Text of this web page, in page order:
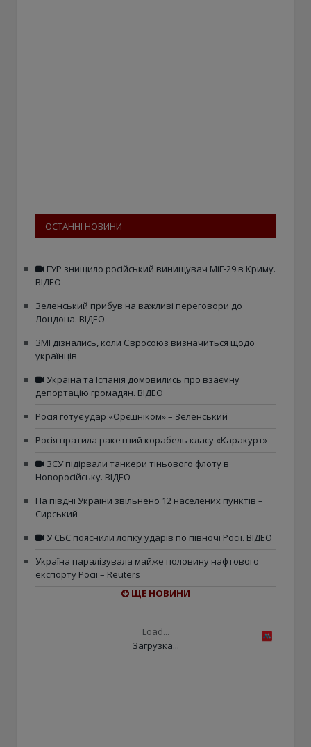
ОСТАННІ НОВИНИ
ГУР знищило російський винищувач МіГ-29 в Криму.
ВІДЕО
Зеленський прибув на важливі переговори до
Лондона. ВІДЕО
ЗМІ дізнались, коли Євросоюз визначиться щодо
українців
Україна та Іспанія домовились про взаємну
депортацію громадян. ВІДЕО
Росія готує удар «Орєшніком» – Зеленський
Росія вратила ракетний корабель класу «Каракурт»
ЗСУ підірвали танкери тіньового флоту в
Новоросійську. ВІДЕО
На півдні України звільнено 12 населених пунктів –
Сирський
У СБС пояснили логіку ударів по півночі Росії. ВІДЕО
Україна паралізувала майже половину нафтового
експорту Росії – Reuters
ЩЕ НОВИНИ
Load...
Загрузка...